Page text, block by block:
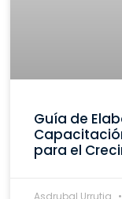
Guía de
para el